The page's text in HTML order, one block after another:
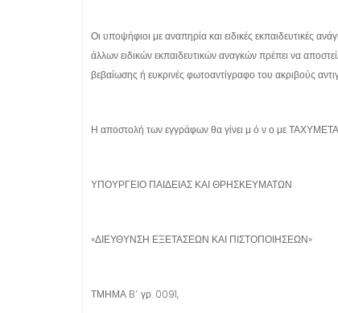
Οι υποψήφιοι με αναπηρία και ειδικές εκπαιδευτικές
άλλων ειδικών εκπαιδευτικών αναγκών πρέπει να
βεβαίωσης ή ευκρινές φωτοαντίγραφο του ακριβούς
Η αποστολή των εγγράφων θα γίνει μ ό ν ο με
ΥΠΟΥΡΓΕΙΟ ΠΑΙΔΕΙΑΣ ΚΑΙ ΘΡΗΣΚΕΥΜΑΤΩΝ
«ΔΙΕΥΘΥΝΣΗ ΕΞΕΤΑΣΕΩΝ ΚΑΙ ΠΙΣΤΟΠΟΙΗΣΕΩΝ»
ΤΜΗΜΑ B΄ γρ. 0091,